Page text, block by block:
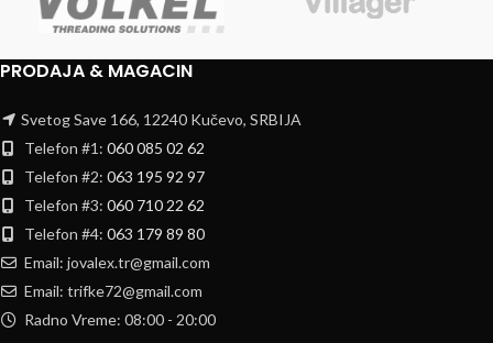
PRODAJA & MAGACIN
Svetog Save 166, 12240 Kučevo, SRBIJA
Telefon #1: 060 085 02 62
Telefon #2: 063 195 92 97
Telefon #3: 060 710 22 62
Telefon #4: 063 179 89 80
Email: jovalex.tr@gmail.com
Email: trifke72@gmail.com
Radno Vreme: 08:00 - 20:00